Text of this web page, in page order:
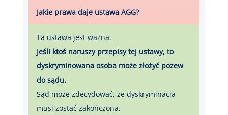
Jakie prawa daje ustawa AGG?
Ta ustawa jest ważna.
Jeśli ktoś naruszy przepisy tej ustawy, to
dyskryminowana osoba może złożyć pozew
do sądu.
Sąd może zdecydować, że dyskryminacja
musi zostać zakończona.